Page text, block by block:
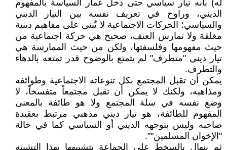
له) بأنه تيار سياسي حتى دخل غمار السياسة بالمفهوم
الديني، وراوح في تعريف نفسه بين التيار الديني
والسياسي؛ الحركات الاجتماعية لا تُبنى على مفاهيم دينية
مغلقة ولا تمارس العنف، صحيح هي حركة اجتماعية من
حيث مفهومها وفلسفتها، ولكن من حيث الممارسة هي
تيار ديني "متطرف" لم يتمتع بالوضوح قدر تمتعه بالدهاء
والتطرف.
يمكن أن تقبل المجتمع بكل تنوعاته الاجتماعية وطوائفه
ومذاهبه، ولكنك لا يمكن أن تقبل مجتمعاً متفسخاً، لا
وضع نفسه في سلة المجتمع ولا هو طائفة بالمعنى
المفهوم للطائفة، هو تيار ديني مذهبي مرتبط بعقيدة
صاحبه وليس بتوجهه الديني أو السياسي كما في حالة
"الإخوان المسلمين"".
ثم ينهال بالسخط على الجماعة بتشبيهها بهذا التشبيه